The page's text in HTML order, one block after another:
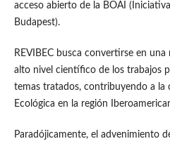
acceso abierto de la BOAI
Budapest).
REVIBEC busca convertirse en una
alto nivel científico de los trabajos
temas tratados, contribuyendo a la
Ecológica en la región
Paradójicamente, el advenimiento